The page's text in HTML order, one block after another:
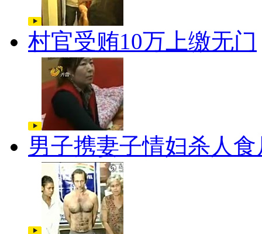
村官受贿10万上缴无门
男子携妻子情妇杀人食